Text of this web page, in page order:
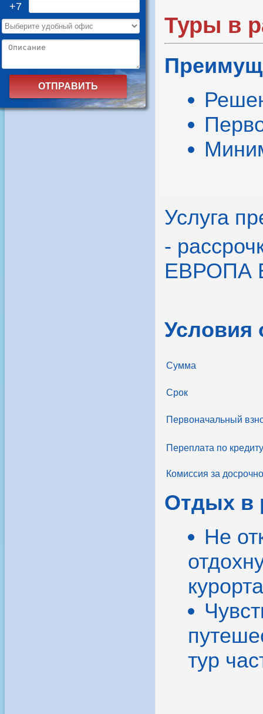
+7
Туры в
Услуга
-
ЕВРОПА
Сумма
Срок
Первоначальный
Переплата по кредиту
Комиссия за
Отдых в
Не
тур